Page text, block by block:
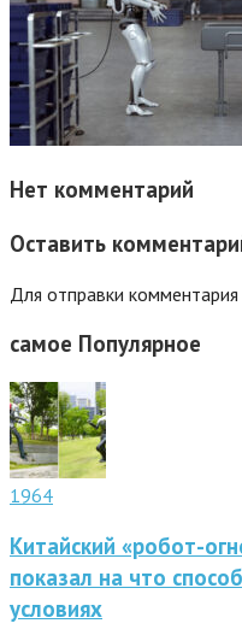
Нет комментарий
Оставить
Для отправки
самое Популярное
1964
Китайский «робот-
показал на что
условиях